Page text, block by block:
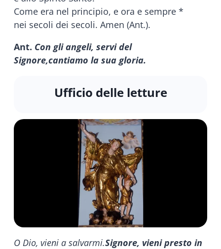
Come era nel principio, e ora e sempre *
nei secoli dei secoli. Amen (Ant.).
Ant. Con gli angeli, servi del
Signore,cantiamo la sua gloria.
Ufficio delle letture
O Dio, vieni a salvarmi.Signore, vieni presto in